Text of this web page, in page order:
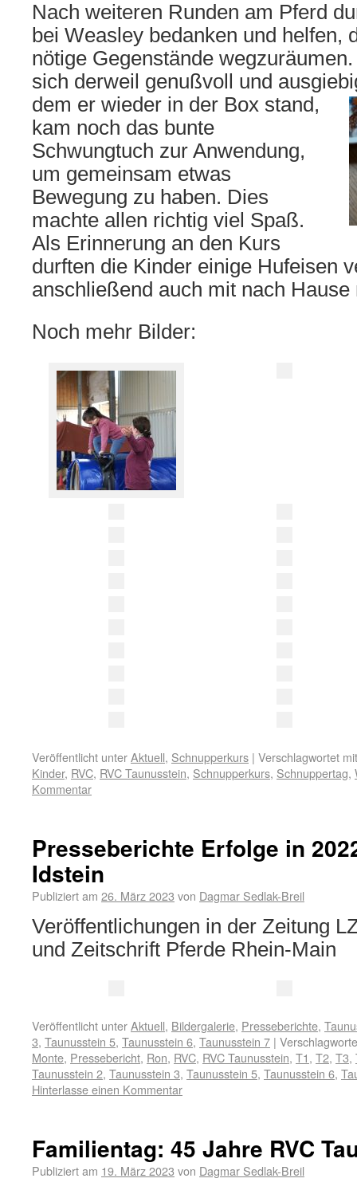
Nach weiteren Runden am Pferd
bei Weasley bedanken und helfen,
nötige Gegenstände
sich derweil genußvoll und
dem er wieder in der Box stand,
kam noch das bunte
Schwungtuch zur Anwendung,
um gemeinsam etwas
Bewegung zu haben. Dies
machte allen richtig viel Spaß.
Als Erinnerung an den Kurs
durften die Kinder einige Hufeisen
anschließend auch mit nach Hause
Noch mehr Bilder:
Veröffentlicht unterAktuell, Schnupperkurs | Verschlagwortet mit
Kinder, RVC, RVC Taunusstein, Schnupperkurs, Schnuppertag,
Kommentar
Presseberichte Erfolge in
Idstein
Publiziert am 26. März 2023 von Dagmar Sedlak-Breil
Veröffentlichungen in der Zeitung
und Zeitschrift Pferde Rhein-Main
Veröffentlicht unterAktuell, Bildergalerie, Presseberichte,
3, Taunusstein 5, Taunusstein 6, Taunusstein 7 |
Monte, Pressebericht, Ron, RVC, RVC Taunusstein, T1, T2, T3,
Taunusstein 2, Taunusstein 3, Taunusstein 5, Taunusstein 6,
Hinterlasse einen Kommentar
Familientag: 45 Jahre RVC
Publiziert am 19. März 2023 von Dagmar Sedlak-Breil